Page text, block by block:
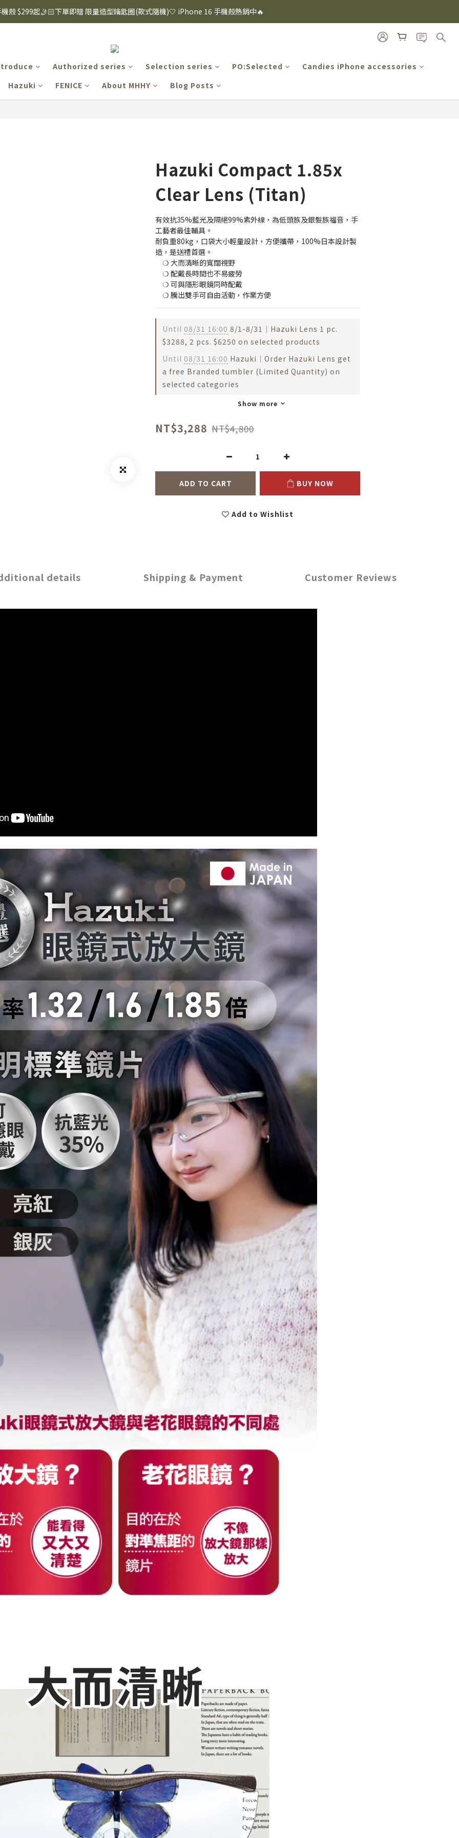
節｜下單滿$1600折$100 / 滿$2200折$200 / 滿$3000折$300 (排除Hazuki及EspressoTokyo)
殼 $299起🤳🏻下單即贈 限量造型鑰匙圈(款式隨機)🤍 iPhone 16 手機殼熱銷中🔥
Authorized series Selection series PO:Selected
Candies iPhone accessories
Hazuki
FENICE About MHHY Blog Posts
Hazuki Compact 1.85x
Clear Lens (Titan)
有效抗35%藍光及隔絕99%紫外線，為低頭族及銀髮族福音，手
工藝者最佳輔具。
耐負重80kg，口袋大小輕量設計，方便攜帶，100%日本設計製
造，是送禮首選。
❍ 大而清晰的寬闊視野
❍ 配戴長時間也不易疲勞
❍ 可與隱形眼鏡同時配戴
❍ 騰出雙手可自由活動，作業方便
Until 08/31 16:00 8/1-8/31｜Hazuki Lens 1 pc.
$3288, 2 pcs. $6250 on selected products
Until 08/31 16:00 Hazuki｜Order Hazuki Lens get
a free Branded tumbler (Limited Quantity) on
selected categories
Show more
NT$3,288 NT$4,800
ADD TO CART BUY NOW
Add to Wishlist
details Shipping & Payment Customer Reviews